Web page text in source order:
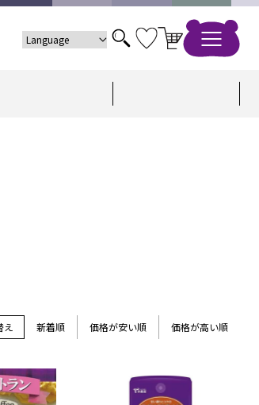
え 新着順 価格が安い順 価格が高い順